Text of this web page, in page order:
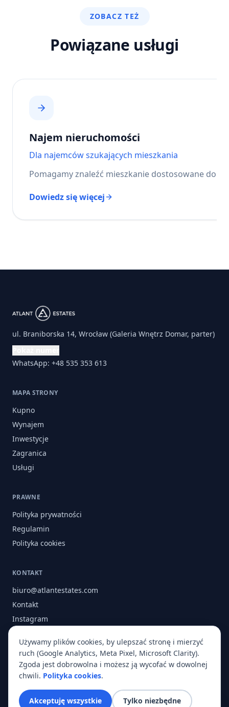
ZOBACZ TEŻ
Powiązane usługi
Najem nieruchomości
Dla najemców szukających mieszkania
Pomagamy znaleźć mieszkanie dostosowane do
Dowiedz się więcej
ul. Braniborska 14, Wrocław (Galeria Wnętrz Domar, parter)
WhatsApp: +48 535 353 613
MAPA STRONY
Kupno
Wynajem
Inwestycje
Zagranica
Usługi
PRAWNE
Polityka prywatności
Regulamin
Polityka cookies
KONTAKT
biuro@atlantestates.com
Kontakt
Instagram
O nas
© 2026 Atlant Estates. Wszelkie prawa zastrzeżone.
Używamy plików cookies, by ulepszać stronę i mierzyć
ruch (Google Analytics, Meta Pixel, Microsoft Clarity).
Zgoda jest dobrowolna i możesz ją wycofać w dowolnej
chwili. Polityka cookies.
Akceptuję wszystkie Tylko niezbędne